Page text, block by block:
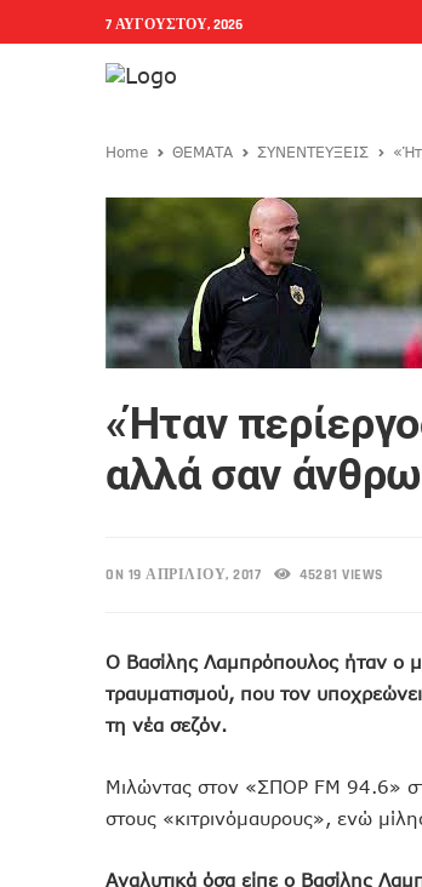
7 ΑΥΓΟΎΣΤΟΥ, 2026
Home ΘΕΜΑΤΑ ΣΥΝΕΝΤΕΥΞΕΙΣ
«Ήταν
αλλά σαν
ON 19 ΑΠΡΙΛΊΟΥ, 2017 45281 VIEWS
Ο Βασίλης Λαμπρόπουλος ήταν ο
τραυματισμού, που τον
τη νέα σεζόν.
Μιλώντας στον «ΣΠΟΡ FM 94.6»
στους «κιτρινόμαυρους», ενώ
Αναλυτικά όσα είπε ο Βασίλης